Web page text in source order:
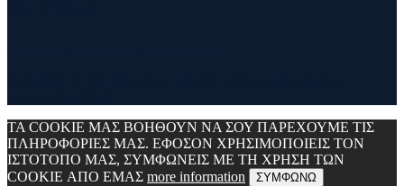
ΤΑ COOKIE ΜΑΣ ΒΟΗΘΟΥΝ ΝΑ ΣΟΥ ΠΑΡΕΧΟΥΜΕ ΤΙΣ
ΠΛΗΡΟΦΟΡΙΕΣ ΜΑΣ. ΕΦΟΣΟΝ ΧΡΗΣΙΜΟΠΟΙΕΙΣ ΤΟΝ
ΙΣΤΟΤΟΠΟ ΜΑΣ, ΣΥΜΦΩΝΕΙΣ ΜΕ ΤΗ ΧΡΗΣΗ ΤΩΝ
COOKIE ΑΠΟ ΕΜΑΣ more information ΣΥΜΦΩΝΩ